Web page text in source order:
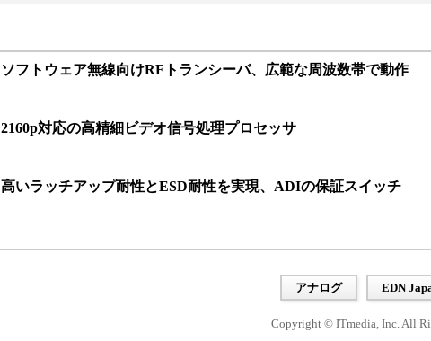
ソフトウェア無線向けRFトランシーバ、広範な周波数帯で動作
2160p対応の高精細ビデオ信号処理プロセッサ
高いラッチアップ耐性とESD耐性を実現、ADIの保証スイッチ
アナログ EDN
Copyright © ITmedia, Inc. All